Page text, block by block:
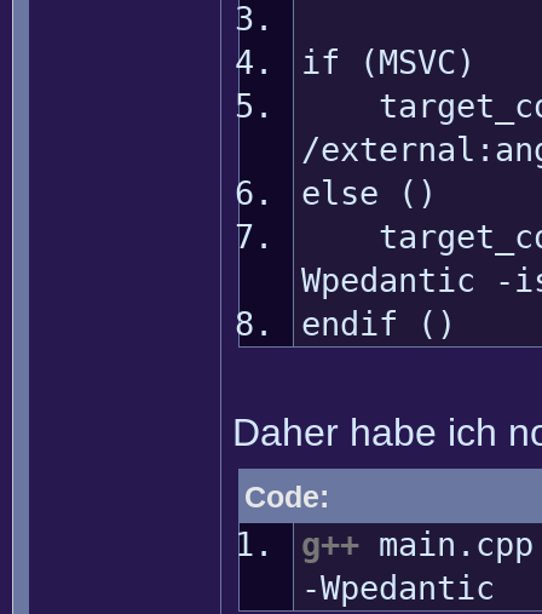
if (MSVC)
/
else ()
Wpedantic -
endif ()
Daher habe ich
Code:
g++
-Wpedantic